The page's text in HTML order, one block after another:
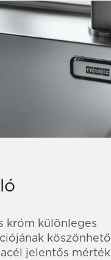
króm különleges
jelentős